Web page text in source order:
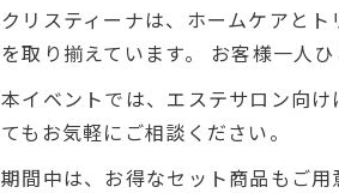
クリスティーナは、ホームケアと
を取り揃えています。 お客様一人
本イベントでは、エステサロン向
てもお気軽にご相談ください。
期間中は、お得なセット商品もご